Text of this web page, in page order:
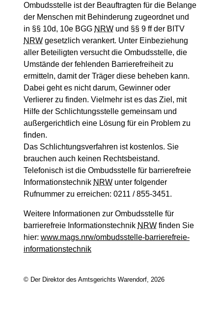
Ombudsstelle ist der Beauftragten für die Belange
der Menschen mit Behinderung zugeordnet und
in §§ 10d, 10e BGG NRW und §§ 9 ff der BITV
NRW gesetzlich verankert. Unter Einbeziehung
aller Beteiligten versucht die Ombudsstelle, die
Umstände der fehlenden Barrierefreiheit zu
ermitteln, damit der Träger diese beheben kann.
Dabei geht es nicht darum, Gewinner oder
Verlierer zu finden. Vielmehr ist es das Ziel, mit
Hilfe der Schlichtungsstelle gemeinsam und
außergerichtlich eine Lösung für ein Problem zu
finden.
Das Schlichtungsverfahren ist kostenlos. Sie
brauchen auch keinen Rechtsbeistand.
Telefonisch ist die Ombudsstelle für barrierefreie
Informationstechnik NRW unter folgender
Rufnummer zu erreichen: 0211 / 855-3451.
Weitere Informationen zur Ombudsstelle für
barrierefreie Informationstechnik NRW finden Sie
hier: www.mags.nrw/ombudsstelle-barrierefreie-
informationstechnik
© Der Direktor des Amtsgerichts Warendorf, 2026